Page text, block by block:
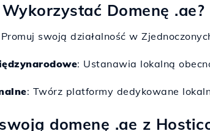
Wykorzystać Domenę .ae?
swoją działalność w
: Ustanawia lokalną
: Twórz platformy dedykowane
domenę .ae z